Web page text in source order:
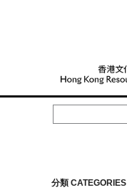
分類 CATEGORIES